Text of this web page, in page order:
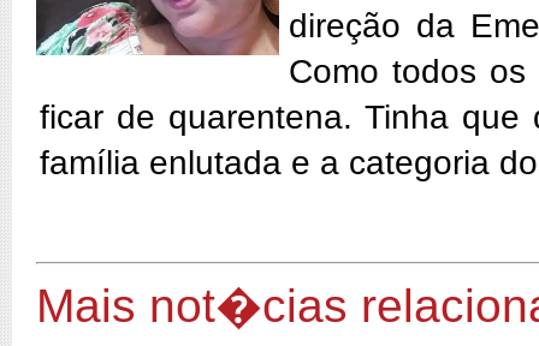
direção da
Como todos
ficar de quarentena. Tinha
família enlutada e a categoria
Mais not�cias